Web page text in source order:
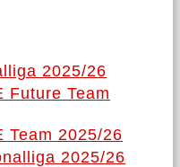
2025/26
Future Team
Team 2025/26
2025/26